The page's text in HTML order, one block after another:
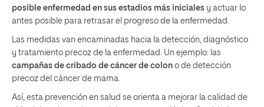
posible enfermedad en sus estadios más iniciales y actuar lo
antes posible para retrasar el progreso de la enfermedad.
Las medidas van encaminadas hacia la detección, diagnóstico
y tratamiento precoz de la enfermedad. Un ejemplo: las
campañas de cribado de cáncer de colon o de detección
precoz del cáncer de mama.
Así, esta prevención en salud se orienta a mejorar la calidad de